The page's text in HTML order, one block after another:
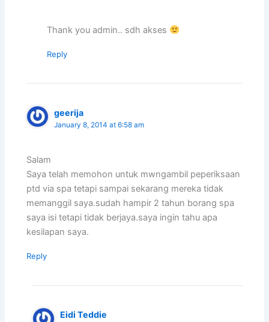
Thank you admin.. sdh akses
Reply
geerija
January 8, 2014 at 6:58 am
Salam
Saya telah memohon untuk mwngambil peperiksaan
ptd via spa tetapi sampai sekarang mereka tidak
memanggil saya.sudah hampir 2 tahun borang spa
saya isi tetapi tidak berjaya.saya ingin tahu apa
kesilapan saya.
Reply
Eidi Teddie